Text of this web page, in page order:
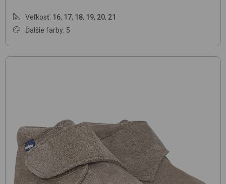
Veľkosť: 16, 17, 18, 19, 20, 21
Ďalšie farby: 5